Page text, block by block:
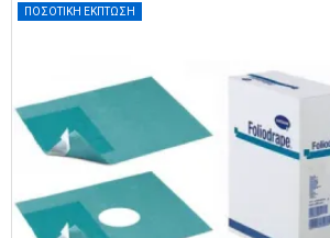
ΠΟΣΟΤΙΚΗ ΕΚΠΤΩΣΗ